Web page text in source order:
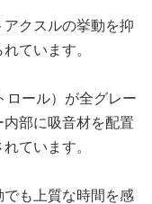
クスルの挙動を抑
ています。
ロール）が全グレー
内部に吸音材を配置
ています。
も上質な時間を感